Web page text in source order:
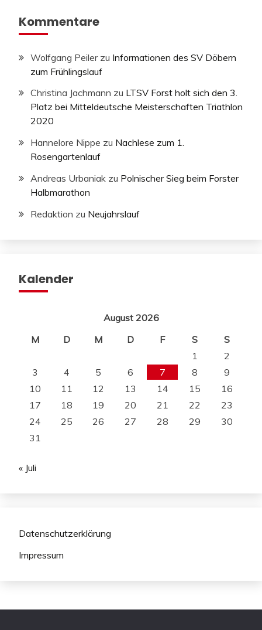
Kommentare
Wolfgang Peilerzu Informationen des SV Döbern
zum Frühlingslauf
Christina Jachmann zu LTSV Forst holt sich den 3.
Platz bei Mitteldeutsche Meisterschaften Triathlon
2020
Hannelore Nippe zu Nachlese zum 1.
Rosengartenlauf
Andreas Urbaniak zu Polnischer Sieg beim Forster
Halbmarathon
Redaktion zu Neujahrslauf
Kalender
August 2026
M
D M D F S
S
1
2
3
4 5 6 7 8
9
10
11 12 13 14 15
16
17
18 19 20 21 22
23
24
25 26 27 28 29
30
31
« Juli
Datenschutzerklärung
Impressum